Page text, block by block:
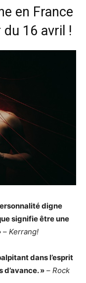
en France
16 avril !
digne
signifie être une
– Kerrang!
dans l’esprit
» – Rock